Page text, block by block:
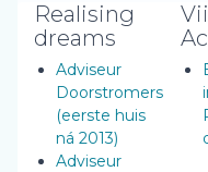
Realising
dreams
Adviseur
Doorstromers
(eerste huis
ná 2013)
Adviseur